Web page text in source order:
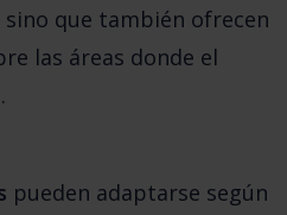
que también ofrecen
las áreas donde el
pueden adaptarse según